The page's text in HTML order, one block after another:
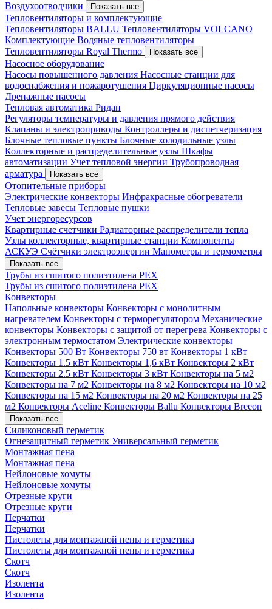
Воздухоотводчики
Показать все
Тепловентиляторы и комплектующие
Тепловентиляторы BALLU Тепловентиляторы VOLCANO
Комплектующие Водяные тепловентиляторы
Тепловентиляторы Royal Thermo
Показать все
Насосное оборудование
Насосы повышенного давления Насосные станции для
водоснабжения и пожаротушения Циркуляционные насосы
Дренажные насосы
Тепловая автоматика Ридан
Регуляторы температуры и давления прямого действия
Клапаны и электроприводы Контроллеры и диспетчеризация
Блочные тепловые пункты Блочные холодильные узлы
Коллекторные и распределительные узлы Шкафы
автоматизации Учет тепловой энергии Трубопроводная
арматура
Показать все
Отопительные приборы
Электрические конвекторы Инфракрасные обогреватели
Тепловые завесы Тепловые пушки
Учет энергоресурсов
Квартирные счетчики Радиаторные распределители тепла
Узлы коллекторные, квартирные станции Компоненты
АСКУЭ Счётчики электроэнергии Манометры и термометры
Показать все
Трубы из сшитого полиэтилена PEX
Трубы из сшитого полиэтилена PEX
Конвекторы
Напольные конвекторы Конвекторы с монолитным
нагревателем Конвекторы с терморегулятором Механические
конвекторы Конвекторы с защитой от перегрева Конвекторы с
электронным термостатом Электрические конвекторы
Конвекторы 500 Вт Конвекторы 750 вт Конвекторы 1 кВт
Конвекторы 1.5 кВт Конвекторы 1,6 кВт Конвекторы 2 кВт
Конвекторы 2.5 кВт Конвекторы 3 кВт Конвекторы на 5 м2
Конвекторы на 7 м2 Конвекторы на 8 м2 Конвекторы на 10 м2
Конвекторы на 15 м2 Конвекторы на 20 м2 Конвекторы на 25
м2 Конвекторы Aceline Конвекторы Ballu Конвекторы Breeon
Показать все
Силиконовый герметик
Огнезащитный герметик Универсальный герметик
Монтажная пена
Монтажная пена
Нейлоновые хомуты
Нейлоновые хомуты
Отрезные круги
Отрезные круги
Перчатки
Перчатки
Пистолеты для монтажной пены и герметика
Пистолеты для монтажной пены и герметика
Скотч
Скотч
Изолента
Изолента